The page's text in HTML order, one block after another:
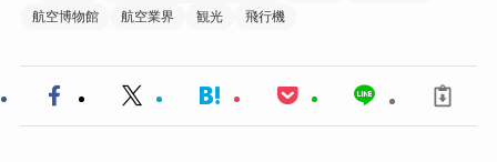
航空博物館
航空業界 観光 飛行機